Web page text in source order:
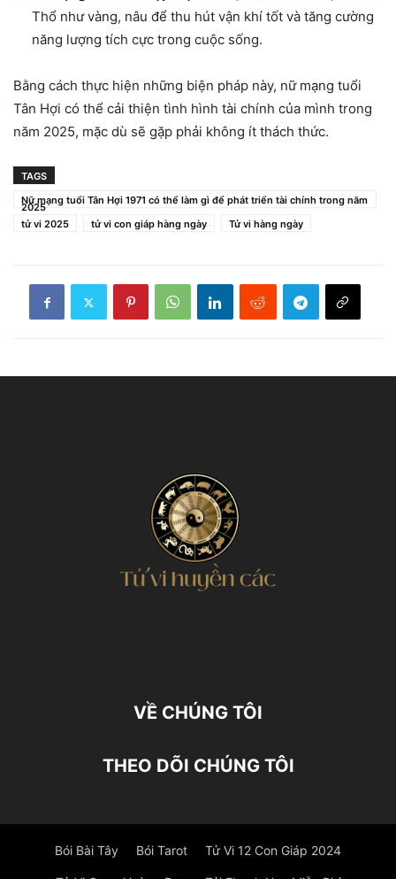
Thổ như vàng, nâu để thu hút vận khí tốt và tăng cường
năng lượng tích cực trong cuộc sống.
Bằng cách thực hiện những biện pháp này, nữ mạng tuổi
Tân Hợi có thể cải thiện tình hình tài chính của mình trong
năm 2025, mặc dù sẽ gặp phải không ít thách thức.
TAGS
Nữ mạng tuổi Tân Hợi 1971 có thể làm gì để phát triển tài chính trong năm
2025
tử vi 2025
tử vi con giáp hàng ngày Tử vi hàng ngày
VỀ CHÚNG TÔI
THEO DÕI CHÚNG TÔI
Bói Bài Tây Bói Tarot Tử Vi 12 Con Giáp 2024